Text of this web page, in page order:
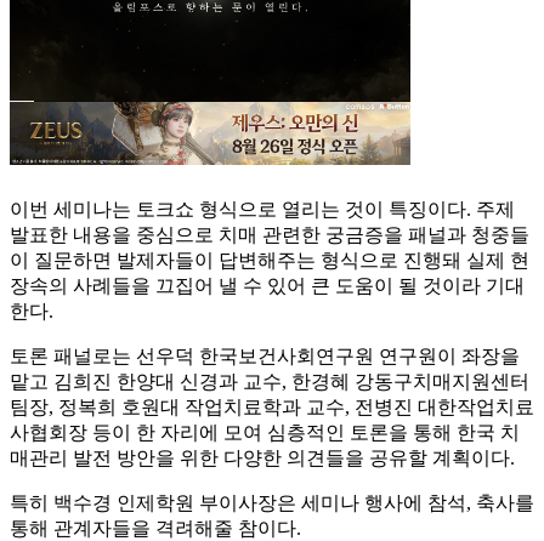
이번 세미나는 토크쇼 형식으로 열리는 것이 특징이다. 주제
발표한 내용을 중심으로 치매 관련한 궁금증을 패널과 청중들
이 질문하면 발제자들이 답변해주는 형식으로 진행돼 실제 현
장속의 사례들을 끄집어 낼 수 있어 큰 도움이 될 것이라 기대
한다.
토론 패널로는 선우덕 한국보건사회연구원 연구원이 좌장을
맡고 김희진 한양대 신경과 교수, 한경혜 강동구치매지원센터
팀장, 정복희 호원대 작업치료학과 교수, 전병진 대한작업치료
사협회장 등이 한 자리에 모여 심층적인 토론을 통해 한국 치
매관리 발전 방안을 위한 다양한 의견들을 공유할 계획이다.
특히 백수경 인제학원 부이사장은 세미나 행사에 참석, 축사를
통해 관계자들을 격려해줄 참이다.